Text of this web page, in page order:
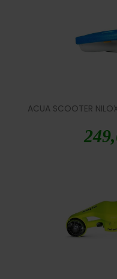
ACUA SCOOTER